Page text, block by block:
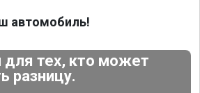
автомобиль!
тех, кто может
разницу.